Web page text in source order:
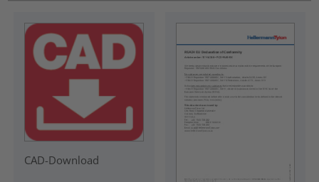
CAD-Download